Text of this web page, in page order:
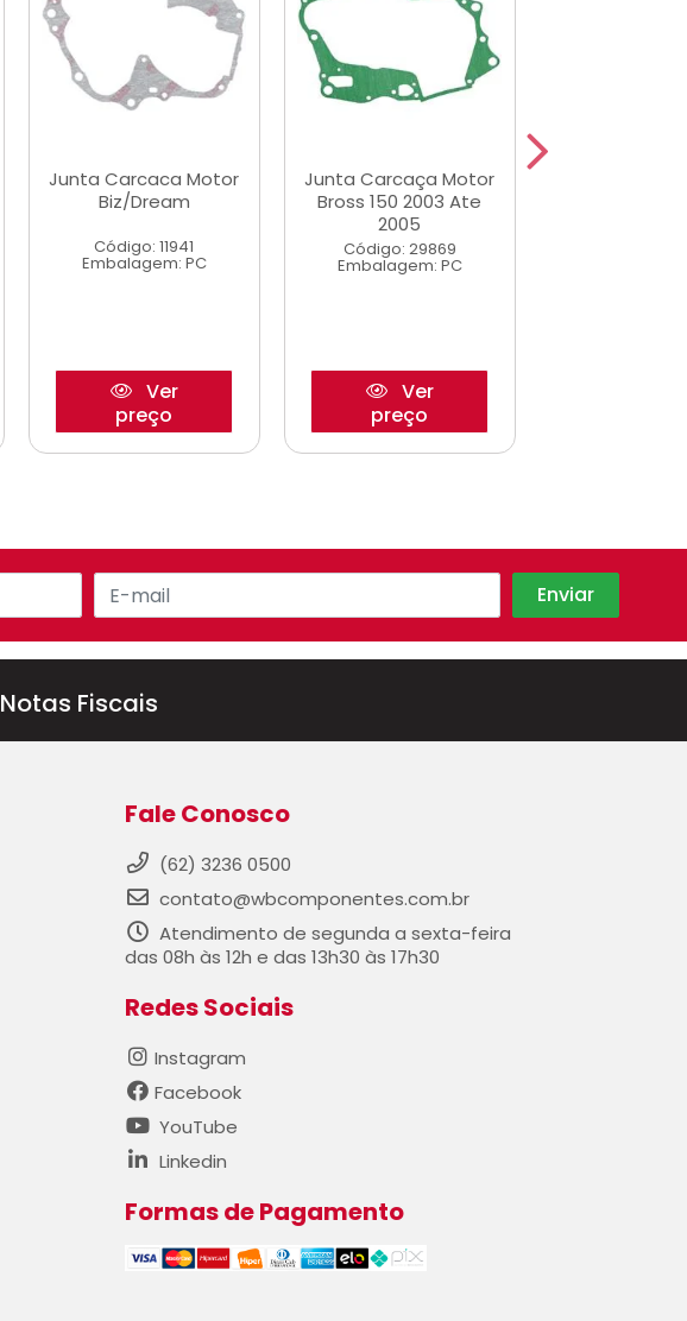
Junta Carcaca Motor
Biz/Dream
Código: 11941
Embalagem: PC
Ver
preço
Junta Carcaça Motor
Bross 150 2003 Ate
2005
Código: 29869
Embalagem: PC
Ver
preço
Notas Fiscais
Fale Conosco
(62) 3236 0500
contato@wbcomponentes.com.br
Atendimento de segunda a sexta-feira
das 08h às 12h e das 13h30 às 17h30
Redes Sociais
Instagram
Facebook
YouTube
Linkedin
Formas de Pagamento